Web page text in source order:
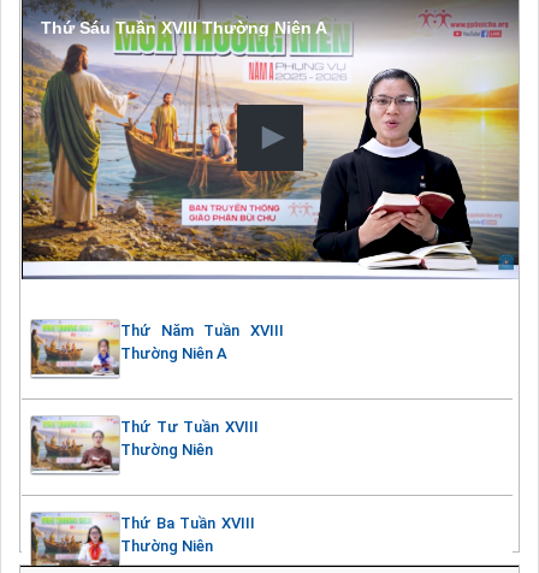
Thứ Sáu Tuần XVIII Thường Niên A
Thứ Năm Tuần XVIII
Thường Niên A
Thứ Tư Tuần XVIII
Thường Niên
Thứ Ba Tuần XVIII
Thường Niên